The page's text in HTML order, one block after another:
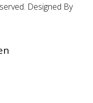
Designed By